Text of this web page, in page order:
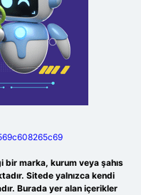
marka, kurum veya şahıs
Sitede yalnızca kendi
Burada yer alan içerikler